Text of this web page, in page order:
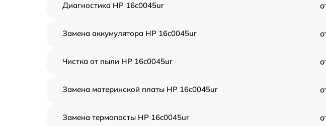
Диагностика HP 16c0045ur
Замена аккумулятора HP 16c0045ur
Чистка от пыли HP 16c0045ur
Замена материнской платы HP 16c0045ur
Замена термопасты HP 16c0045ur